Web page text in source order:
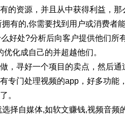
的资源，并且从中获得利益，那
有的,你需要找到用户或消费者
好处?分析后向客户提供他们所
化成自己的并超越他们。
，寻好一个项目的卖点，然后
专门处理视频的app，好多功能
。
择自媒体,如软文赚钱,视频音频